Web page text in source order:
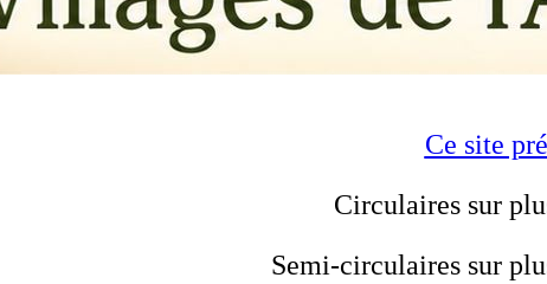
Ce site
Circulaires sur
Semi-circulaires sur